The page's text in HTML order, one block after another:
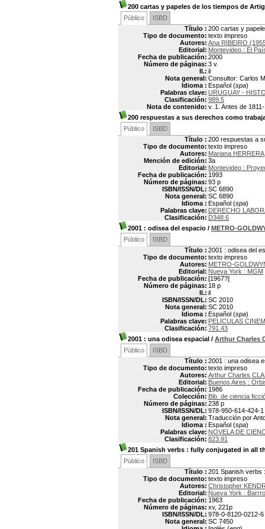
200 cartas y papeles de los tiempos de
Público
ISBD
Título : 200 cartas y
Tipo de documento: texto impreso
Autores: Ana RIBEIRO
Editorial: Montevideo : El
Fecha de publicación: 2000
Número de páginas: 3 v.
Il.: il
Nota general: Consultor: Carlos
Idioma : Español (spa)
Palabras clave: URUGUAY -
Clasificación: 989.5
Nota de contenido: v. 1. Antes de
200 respuestas a sus derechos como
Público
ISBD
Título : 200 respuestas a
Tipo de documento: texto impreso
Autores: Mariana HERRERA
Mención de edición: 3a
Editorial: Montevideo :
Fecha de publicación: 1993
Número de páginas: 93 p
ISBN/ISSN/DL: SC 6890
Nota general: SC 6890
Idioma : Español (spa)
Palabras clave: DERECHO
Clasificación: D348.6
2001 : odisea del espacio / METRO-
Público
ISBD
Título : 2001 : odisea del
Tipo de documento: texto impreso
Autores: METRO-
Editorial: Nueva York : MGM
Fecha de publicación: [1967?]
Número de páginas: 18 p
Il.: il
ISBN/ISSN/DL: SC 2010
Nota general: SC 2010
Idioma : Español (spa)
Palabras clave: PELICULAS
Clasificación: 791.43
2001 : una odisea espacial / Arthur Charles
Público
ISBD
Título : 2001 : una odisea
Tipo de documento: texto impreso
Autores: Arthur Charles
Editorial: Buenos Aires :
Fecha de publicación: 1986
Colección: Bib. de ciencia
Número de páginas: 238 p
ISBN/ISSN/DL: 978-950-614-424-1
Nota general: Traducción por
Idioma : Español (spa)
Palabras clave: NOVELA DE
Clasificación: 823.91
201 Spanish verbs : fully conjugated in all
Público
ISBD
Título : 201 Spanish verbs
Tipo de documento: texto impreso
Autores: Christopher
Editorial: Nueva York :
Fecha de publicación: 1963
Número de páginas: xv, 221p
ISBN/ISSN/DL: 978-0-8120-0212-6
Nota general: SC 7450